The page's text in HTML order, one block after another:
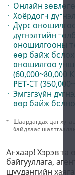
Онлайн
Хоёрдогч
Дүрс
дүгнэлтийн
оношилгооны
өөр байж
оношилгоо
(60,000~80,000
PET-CT
Эмгэгзүйн
өөр байж
Шаардагдах цаг
байдлаас
Анхаар! Хэрэв та
байгууллага,
шуудангийн